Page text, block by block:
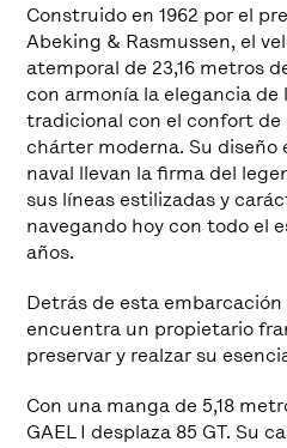
Construido en 1962 por el
Abeking & Rasmussen, el
atemporal de 23,16 metros
con armonía la elegancia
tradicional con el confort de
chárter moderna. Su
naval llevan la firma del
sus líneas estilizadas y
navegando hoy con todo el
años.
Detrás de esta embarcación
encuentra un propietario
preservar y realzar su
Con una manga de 5,18
GAEL I desplaza 85 GT. Su